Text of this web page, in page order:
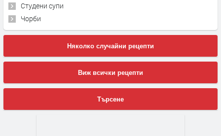
Студени супи
Чорби
Няколко случайни рецепти
Виж всички рецепти
Търсене